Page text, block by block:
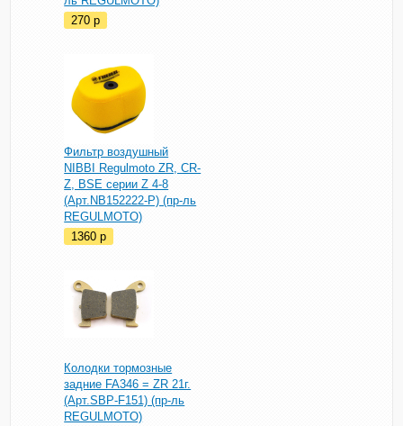
270p
Фильтр воздушный
NIBBI Regulmoto ZR, CR-
Z, BSE серии Z 4-8
(Арт.NB152222-P) (пр-ль
REGULMOTO)
1360p
Колодки тормозные
задние FA346 = ZR 21г.
(Арт.SBP-F151) (пр-ль
REGULMOTO)